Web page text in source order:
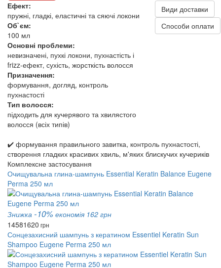
Ефект:
пружні, гладкі, еластичні та сяючі локони
Об`єм:
100 мл
Основні проблеми:
невизначені, пухкі локони, пухнастість і
frizz-ефект, сухість, жорсткість волосся
Призначення:
формування, догляд, контроль
пухнастості
Тип волосся:
підходить для кучерявого та хвилястого
волосся (всіх типів)
Види доставки
Способи оплати
✔️ формування правильного завитка, контроль пухнастості,
створення гладких красивих хвиль, м'яких блискучих кучериків
Комплексне застосування
Очищувальна глина-шампунь Essential Keratin Balance Eugene
Perma 250 мл
Знижка -10% економія 162 грн
14581620 грн
Сонцезахисний шампунь з кератином Essentiel Keratin Sun
Shampoo Eugene Perma 250 мл